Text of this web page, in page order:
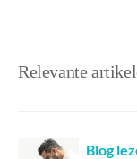
Relevante
Blog